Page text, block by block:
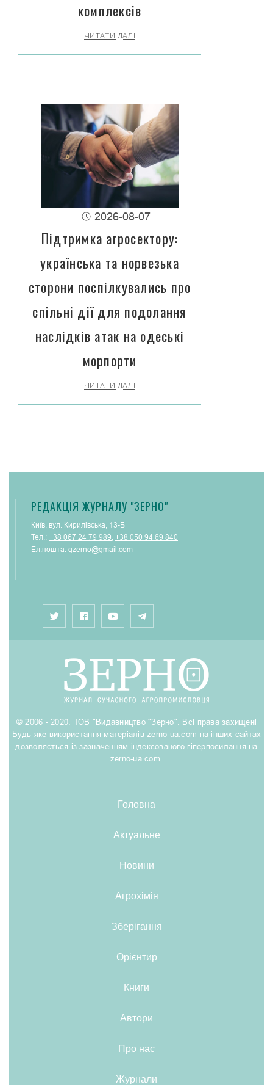
комплексів
ЧИТАТИ ДАЛІ
2026-08-07
Підтримка агросектору:
українська та норвезька
сторони поспілкувались про
спільні дії для подолання
наслідків атак на одеські
морпорти
ЧИТАТИ ДАЛІ
РЕДАКЦІЯ ЖУРНАЛУ "ЗЕРНО"
Київ, вул. Кирилівська, 13-Б
Тел.: +38 067 24 79 989 +38 050 94 69 840
Ел.пошта: gzerno@gmail.com
© 2006 - 2020. ТОВ "Видавництво "Зерно". Всі права захищені
Будь-яке використання матеріалів zerno-ua.com на інших сайтах
дозволяється із зазначенням індексованого гіперпосилання на
zerno-ua.com.
Головна
Актуальне
Новини
Агрохімія
Зберігання
Орієнтир
Книги
Автори
Про нас
Журнали